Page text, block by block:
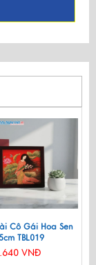
Cô Gái Hoa Sen
TBL019
VNĐ